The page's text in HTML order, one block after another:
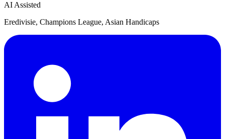
AI Assisted
Eredivisie, Champions League, Asian Handicaps